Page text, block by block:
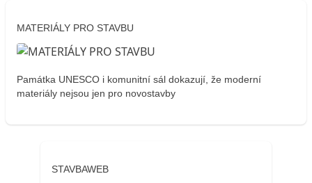
MATERIÁLY PRO STAVBU
Památka UNESCO i komunitní sál dokazují, že moderní
materiály nejsou jen pro novostavby
STAVBAWEB